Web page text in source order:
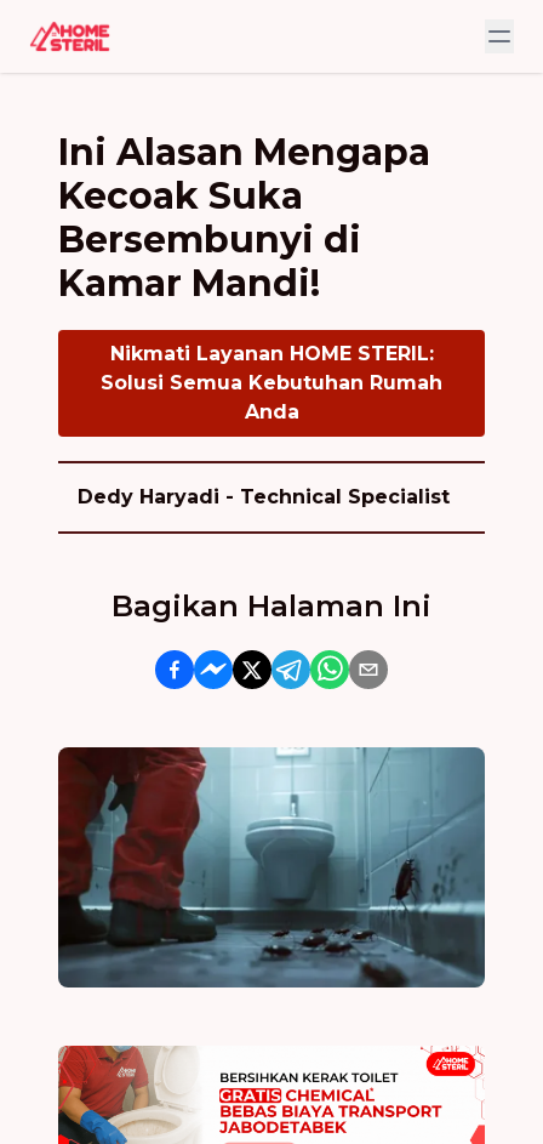
Ini Alasan Mengapa
Kecoak Suka
Bersembunyi di
Kamar Mandi!
Nikmati Layanan HOME STERIL:
Solusi Semua Kebutuhan Rumah
Anda
Dedy Haryadi - Technical Specialist
Bagikan Halaman Ini